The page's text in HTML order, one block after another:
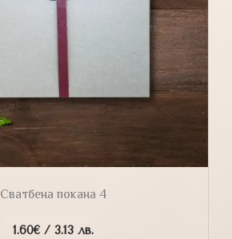
Сватбена покана 4
1.60€/ 3.13 лв.